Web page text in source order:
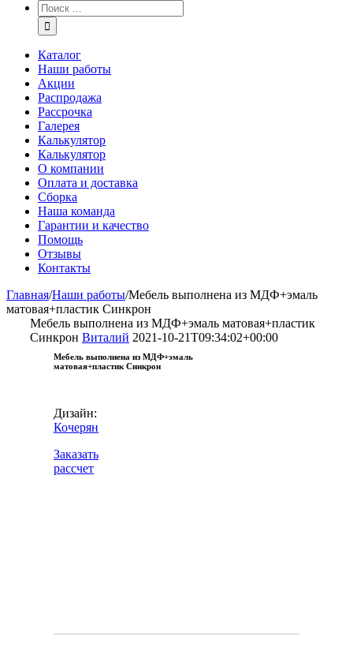
Каталог
Наши работы
Акции
Распродажа
Рассрочка
Галерея
Калькулятор
Калькулятор
О компании
Оплата и доставка
Сборка
Наша команда
Гарантии и качество
Помощь
Отзывы
Контакты
Главная/Наши работы/Мебель выполнена из МДФ+эмаль
матовая+пластик Синкрон
Мебель выполнена из МДФ+эмаль матовая+пластик
Синкрон Виталий 2021-10-21T09:34:02+00:00
Мебель выполнена из МДФ+эмаль
матовая+пластик Синкрон
Дизайн:
Кочерян
Заказать
рассчет